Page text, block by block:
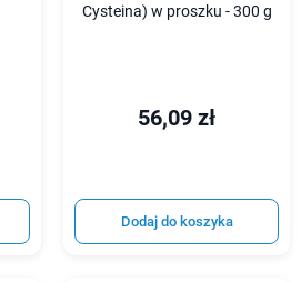
Cysteina) w proszku - 300 g
56,09 zł
Dodaj do koszyka